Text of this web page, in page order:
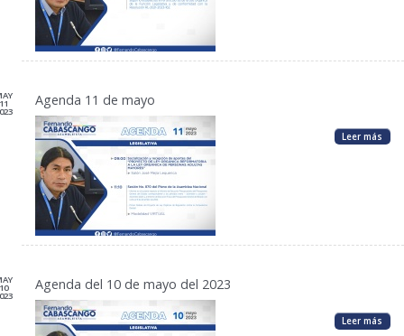
11 Agenda 11 de mayo
Leer más
10 Agenda del 10 de mayo del 2023
Leer más